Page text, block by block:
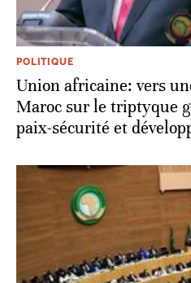
POLITIQUE
Union africaine: vers
Maroc sur le triptyque
paix-sécurité et